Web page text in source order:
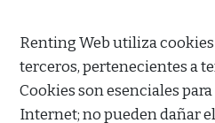
Renting Web utiliza
terceros, pertenecientes a
Cookies son esenciales
Internet; no pueden dañar